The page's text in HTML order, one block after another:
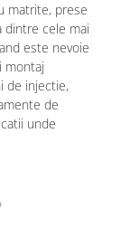
matrite, prese
dintre cele mai
este nevoie
montaj
de injectie,
de
unde